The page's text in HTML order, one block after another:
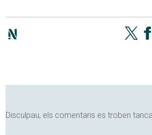
Disculpau, els comentaris es troben